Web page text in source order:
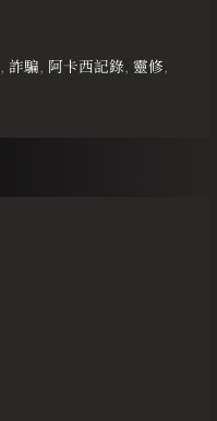
, 詐騙, 阿卡西記錄,靈修,